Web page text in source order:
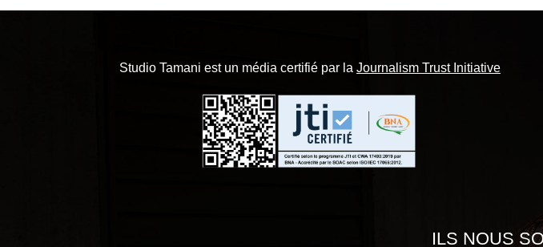
Studio Tamani est un média certifié par la Journalism Trust Initiative
ILS NOUS